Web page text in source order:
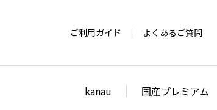
ご利用ガイド よくあるご質問
kanau 国産プレミアム